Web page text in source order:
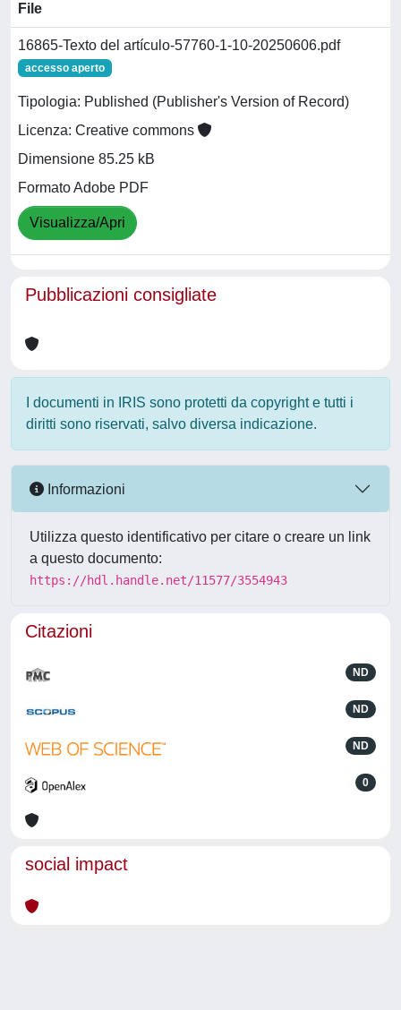
File
16865-Texto del artículo-57760-1-10-20250606.pdf
accesso aperto
Tipologia: Published (Publisher's Version of Record)
Licenza: Creative commons
Dimensione 85.25 kB
Formato Adobe PDF
Visualizza/Apri
Pubblicazioni consigliate
I documenti in IRIS sono protetti da copyright e tutti i
diritti sono riservati, salvo diversa indicazione.
Informazioni
Utilizza questo identificativo per citare o creare un link
a questo documento:
https://hdl.handle.net/11577/3554943
Citazioni
ND
ND
ND
0
social impact